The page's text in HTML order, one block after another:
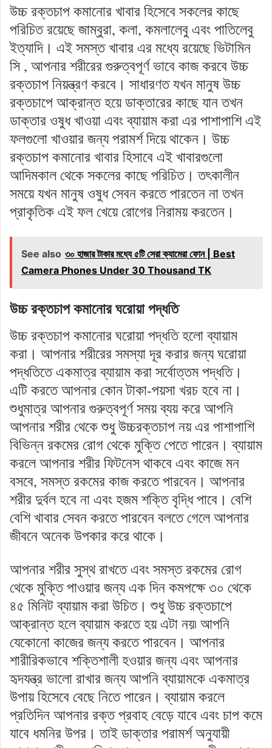
উচ্চ রক্তচাপ কমানোর খাবার হিসেবে সকলের কাছে
পরিচিত রয়েছে জাম্বুরা, কলা, কমলালেবু এবং পাতিলেবু
ইত্যাদি। এই সমস্ত খাবার এর মধ্যে রয়েছে ভিটামিন
সি , আপনার শরীরের গুরুত্বপূর্ণ ভাবে কাজ করবে উচ্চ
রক্তচাপ নিয়ন্ত্রণ করবে। সাধারণত যখন মানুষ উচ্চ
রক্তচাপে আক্রান্ত হয়ে ডাক্তারের কাছে যান তখন
ডাক্তার ওষুধ খাওয়া এবং ব্যায়াম করা এর পাশাপাশি এই
ফলগুলো খাওয়ার জন্য পরামর্শ দিয়ে থাকেন। উচ্চ
রক্তচাপ কমানোর খাবার হিসাবে এই খাবারগুলো
আদিমকাল থেকে সকলের কাছে পরিচিত। তৎকালীন
সময়ে যখন মানুষ ওষুধ সেবন করতে পারতেন না তখন
প্রাকৃতিক এই ফল খেয়ে রোগের নিরাময় করতেন।
See also ৩০ হাজার টাকার মধ্যে ৫টি সেরা ক্যামেরা ফোন | Best
Camera Phones Under 30 Thousand TK
উচ্চ রক্তচাপ কমানোর ঘরোয়া পদ্ধতি
উচ্চ রক্তচাপ কমানোর ঘরোয়া পদ্ধতি হলো ব্যায়াম
করা। আপনার শরীরের সমস্যা দূর করার জন্য ঘরোয়া
পদ্ধতিতে একমাত্র ব্যায়াম করা সর্বোত্তম পদ্ধতি।
এটি করতে আপনার কোন টাকা-পয়সা খরচ হবে না।
শুধুমাত্র আপনার গুরুত্বপূর্ণ সময় ব্যয় করে আপনি
আপনার শরীর থেকে শুধু উচ্চরক্তচাপ নয় এর পাশাপাশি
বিভিন্ন রকমের রোগ থেকে মুক্তি পেতে পারেন। ব্যায়াম
করলে আপনার শরীর ফিটনেস থাকবে এবং কাজে মন
বসবে, সমস্ত রকমের কাজ করতে পারবেন। আপনার
শরীর দুর্বল হবে না এবং হজম শক্তি বৃদ্ধি পাবে। বেশি
বেশি খাবার সেবন করতে পারবেন বলতে গেলে আপনার
জীবনে অনেক উপকার করে থাকে।
আপনার শরীর সুস্থ রাখতে এবং সমস্ত রকমের রোগ
থেকে মুক্তি পাওয়ার জন্য এক দিন কমপক্ষে ৩০ থেকে
৪৫ মিনিট ব্যায়াম করা উচিত। শুধু উচ্চ রক্তচাপে
আক্রান্ত হলে ব্যায়াম করতে হয় এটা নয়৷ আপনি
যেকোনো কাজের জন্য করতে পারবেন। আপনার
শারীরিকভাবে শক্তিশালী হওয়ার জন্য এবং আপনার
হৃদযন্ত্র ভালো রাখার জন্য আপনি ব্যায়ামকে একমাত্র
উপায় হিসেবে বেছে নিতে পারেন। ব্যায়াম করলে
প্রতিদিন আপনার রক্ত প্রবাহ বেড়ে যাবে এবং চাপ কমে
যাবে ধমনির উপর। তাই ডাক্তার পরামর্শ অনুযায়ী